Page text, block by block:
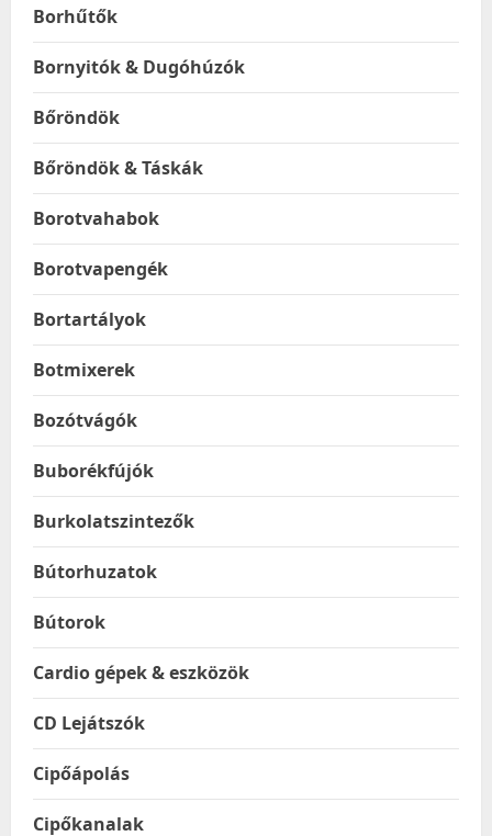
Borhűtők
Bornyitók & Dugóhúzók
Bőröndök
Bőröndök & Táskák
Borotvahabok
Borotvapengék
Bortartályok
Botmixerek
Bozótvágók
Buborékfújók
Burkolatszintezők
Bútorhuzatok
Bútorok
Cardio gépek & eszközök
CD Lejátszók
Cipőápolás
Cipőkanalak